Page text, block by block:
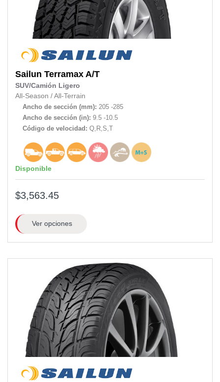
Sailun Terramax A/T
SUV/Camión Ligero
All-Season / All-Terrain
Ancho de sección (mm): 205 -285
Ancho de sección (in): 9.5 -10.5
Código de velocidad: Q,R,S,T
Disponible
$3,563.45
Ver opciones